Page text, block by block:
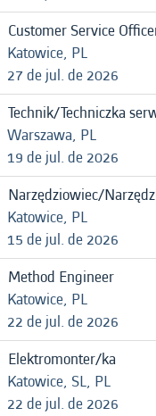
Customer Service
Katowice, PL
27 de jul. de 2026
Technik/Techniczka
Warszawa, PL
19 de jul. de 2026
Narzędziowiec/
Katowice, PL
15 de jul. de 2026
Method Engineer
Katowice, PL
22 de jul. de 2026
Elektromonter/ka
Katowice, SL, PL
22 de jul. de 2026